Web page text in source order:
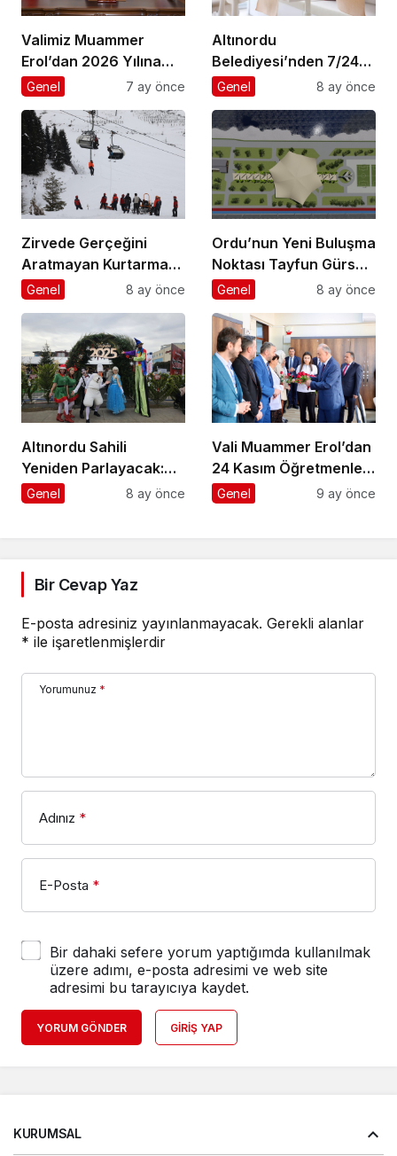
Valimiz Muammer
Erol’dan 2026 Yılına
Anlamlı Yeni Yıl Mesajı
Genel 7 ay önce
Altınordu
Belediyesi’nden 7/24
Yaşayan Şehir Vizyonu
Genel 8 ay önce
Zirvede Gerçeğini
Aratmayan Kurtarma
Tatbikatı
Genel 8 ay önce
Ordu’nun Yeni Buluşma
Noktası Tayfun Gürsoy
Parkı Oluyor
Genel 8 ay önce
Altınordu Sahili
Yeniden Parlayacak:
Yeni Yıl Pazarı Bu Yıl da
Genel 8 ay önce
Vali Muammer Erol’dan
24 Kasım Öğretmenler
Günü Ziyareti
Genel 9 ay önce
Bir Cevap Yaz
E-posta adresiniz yayınlanmayacak. Gerekli alanlar
* ile işaretlenmişlerdir
Yorumunuz *
Adınız *
E-Posta *
Bir dahaki sefere yorum yaptığımda kullanılmak
üzere adımı, e-posta adresimi ve web site
adresimi bu tarayıcıya kaydet.
YORUM GÖNDER GIRIŞ YAP
KURUMSAL